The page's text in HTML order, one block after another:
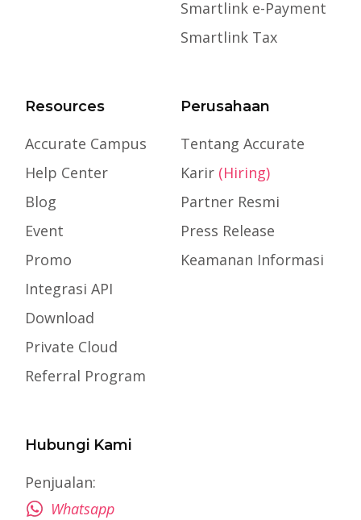
Smartlink e-Payment
Smartlink Tax
Resources
Accurate Campus
Help Center
Blog
Event
Promo
Integrasi API
Download
Private Cloud
Referral Program
Perusahaan
Tentang Accurate
Karir (Hiring)
Partner Resmi
Press Release
Keamanan Informasi
Hubungi Kami
Penjualan:
Whatsapp